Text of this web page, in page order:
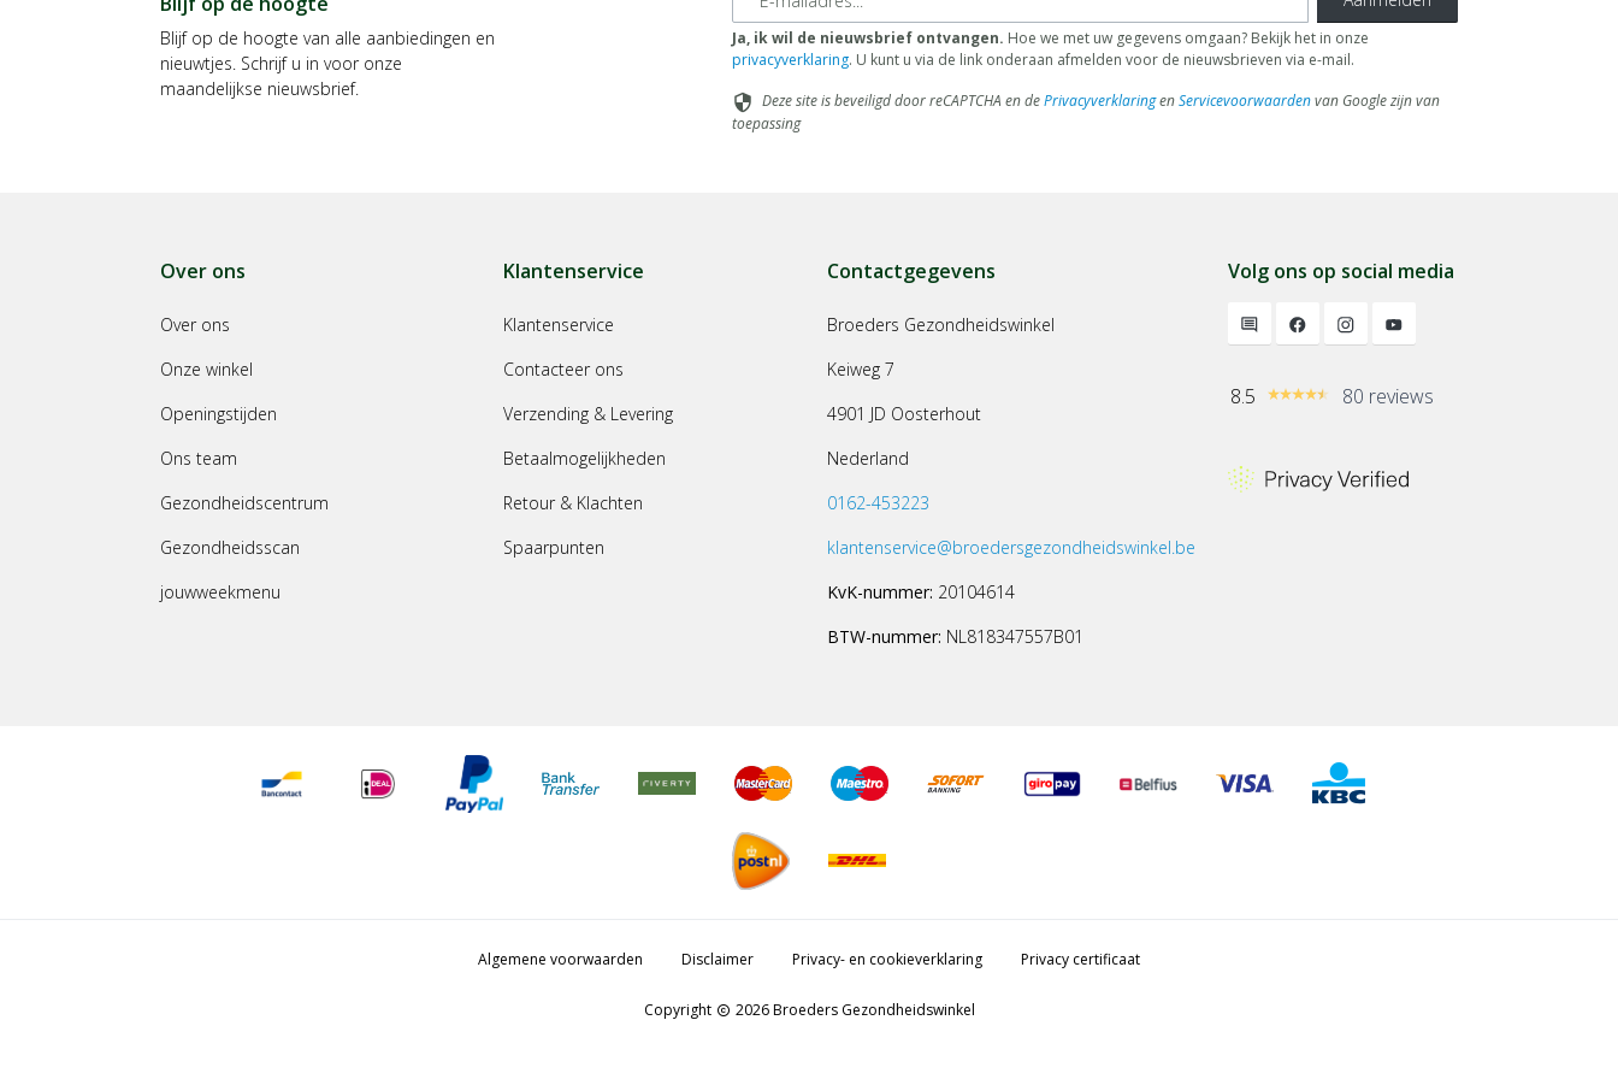
Blijf op de hoogte van alle aanbiedingen en
nieuwtjes. Schrijf u in voor onze
maandelijkse nieuwsbrief.
Ja, ik wil de nieuwsbrief ontvangen. Hoe we met uw gegevens omgaan? Bekijk het in onze
privacyverklaring. U kunt u via de link onderaan afmelden voor de nieuwsbrieven via e-mail.
security Deze site is beveiligd door reCAPTCHA en dePrivacyverklaringenServicevoorwaardenvan Google zijn van
toepassing
Over ons
Over ons
Onze winkel
Openingstijden
Ons team
Gezondheidscentrum
Gezondheidsscan
jouwweekmenu
Klantenservice
Klantenservice
Contacteer ons
Verzending & Levering
Betaalmogelijkheden
Retour & Klachten
Spaarpunten
Contactgegevens
Broeders Gezondheidswinkel
Keiweg 7
4901 JD Oosterhout
Nederland
0162-453223
klantenservice@broedersgezondheidswinkel.be
KvK-nummer: 20104614
BTW-nummer: NL818347557B01
Volg ons op social media
8.5 80 reviews
Algemene voorwaarden Disclaimer Privacy- en cookieverklaring Privacy certificaat
Copyright copyright 2026 Broeders Gezondheidswinkel